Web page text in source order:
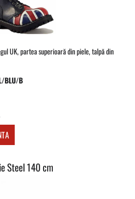
UK, partea superioară din piele, talpă din
BLU/B
Steel 140 cm